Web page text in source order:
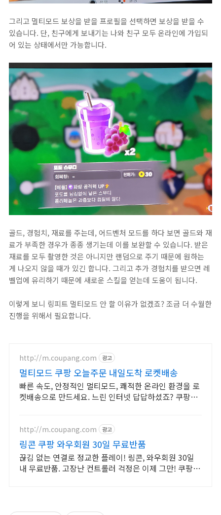
그리고 멀티모드 보상을 받을 프로필을 선택하면 보상을 받을 수
있습니다. 단, 친구에게 보내기는 나와 친구 모두 온라인에 가입되
어 있는 상태에서만 가능합니다.
골드, 경험치, 재료를 주는데, 어드벤처 모드를 하다 보면 골드와 재
료가 부족한 경우가 종종 생기는데 이를 보완할 수 있습니다. 받은
재료를 모두 촬영한 것은 아니지만 랜덤으로 주기 때문에 원하는
게 나오지 않을 때가 있긴 합니다. 그리고 추가 경험치를 받으면 레
벨업에 유리하기 때문에 새로운 스킬을 얻는데 도움이 됩니다.
이렇게 보니 링피트 멀티모드 안 할 이유가 없겠죠? 조금 더 수월한
진행을 위해서 필요합니다.
http://m.coupang.com 광고
멀티모드 쿠팡 오늘주문 내일도착 로켓배송
빠른 속도, 안정적인 멀티모드, 쾌적한 온라인 환경을 로
켓배송으로 만드세요. 느린 인터넷 답답하셨죠? 쿠팡에
http://m.coupang.com 광고
링콘 쿠팡 와우회원 30일 무료반품
끊김 없는 연결로 정교한 플레이! 링콘, 와우회원 30일
내 무료반품. 고장난 컨트롤러 걱정은 이제 그만! 쿠팡에